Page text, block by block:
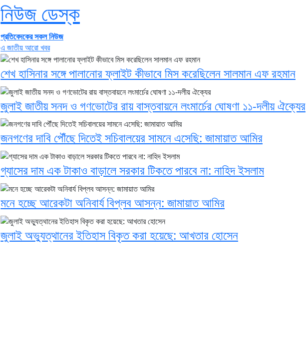
নিউজ ডেস্ক
প্রতিবেদকের সকল নিউজ
এ জাতীয় আরো খবর
শেখ হাসিনার সঙ্গে পালানোর ফ্লাইট কীভাবে মিস করেছিলেন সালমান এফ রহমান
জুলাই জাতীয় সনদ ও গণভোটের রায় বাস্তবায়নে লংমার্চের ঘোষণা ১১-দলীয় ঐক্যের
জনগণের দাবি পৌঁছে দিতেই সচিবালয়ের সামনে এসেছি: জামায়াত আমির
গ্যাসের দাম এক টাকাও বাড়ালে সরকার টিকতে পারবে না: নাহিদ ইসলাম
মনে হচ্ছে আরেকটা অনিবার্য বিপ্লব আসন্ন: জামায়াত আমির
জুলাই অভ্যুত্থানের ইতিহাস বিকৃত করা হয়েছে: আখতার হোসেন